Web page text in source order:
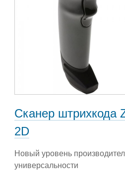
Сканер штрихкода
2D
Новый уровень
универсальности